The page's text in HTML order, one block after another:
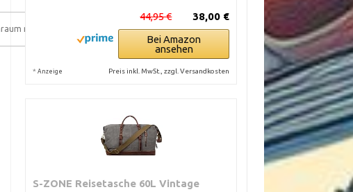
mit Netzfach
38,00 €
44,95 €
Bei Amazon
ansehen
* Anzeige Preis inkl. MwSt., zzgl. Versandkosten
S-ZONE Reisetasche 60L Vintage